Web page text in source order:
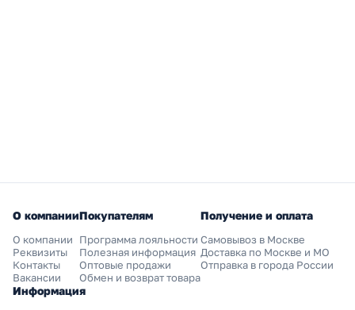
О компании
О компании
Реквизиты
Контакты
Вакансии
Покупателям
Программа лояльности
Полезная информация
Оптовые продажи
Обмен и возврат товара
Получение и оплата
Самовывоз в Москве
Доставка по Москве и МО
Отправка в города России
Информация